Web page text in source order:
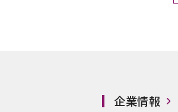
企業情報